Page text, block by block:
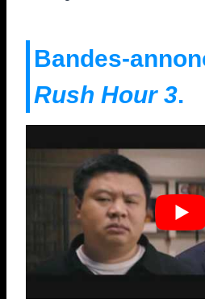
Bandes-
Rush Hour 3.